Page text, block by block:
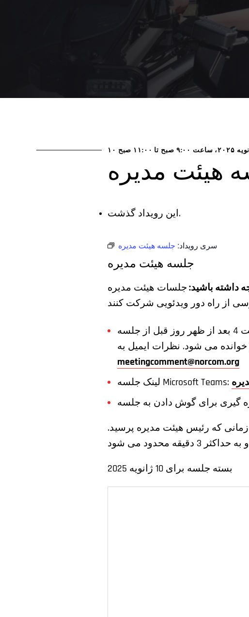
ساعت ۹:۰۰ صبح تا ۱۱:۰۰ صبح
هیئت مدیره
این رویداد گذشت.
سری رویداد: جلسه هیئت مدیره
جلسه هیئت مدیره
داشته باشید: جلسات هیئت مدیره NORCOM در یک فرمت ترکیبی برگزار می شود که به مردم اجازه
برای ارائه نظرات عمومی قبل از جلسه، لطفا نظرات خود را تا ساعت 4 بعد از ظهر روز قبل از جلسه
meetingcomment@norcom.org
لینک جلسه Microsoft Teams:
زمانی که رئیس هیئت مدیره پرسید.
بسته جلسه برای 10 ژانویه 2025